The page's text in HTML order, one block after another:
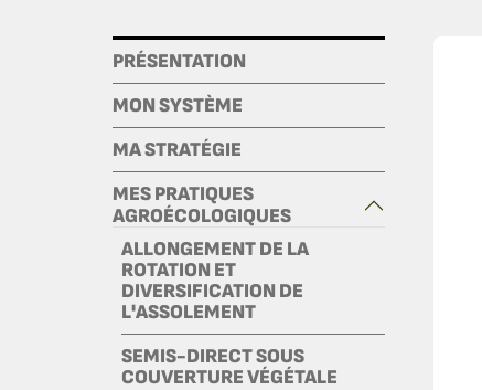
PRÉSENTATION
MON SYSTÈME
MA STRATÉGIE
MES PRATIQUES
AGROÉCOLOGIQUES
ALLONGEMENT DE LA
ROTATION ET
DIVERSIFICATION DE
L'ASSOLEMENT
SEMIS-DIRECT SOUS
COUVERTURE VÉGÉTALE